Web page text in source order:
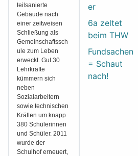
teilsanierte
Gebäude nach
einer zeitweisen
Schließung als
Gemeinschaftssch
ule zum Leben
erweckt. Gut 30
Lehrkräfte
kümmern sich
neben
Sozialarbeitern
sowie technischen
Kräften um knapp
380 Schülerinnen
und Schüler. 2011
wurde der
Schulhof erneuert,
er
6a zeltet
beim THW
Fundsachen
= Schaut
nach!